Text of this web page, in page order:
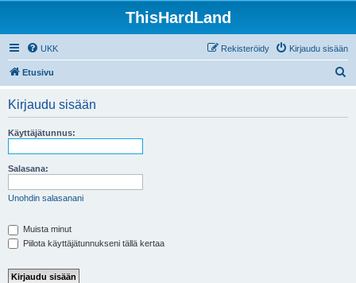
ThisHardLand
UKK Kirjaudu sisään
Rekisteröidy
Etusivu
Kirjaudu sisään
Käyttäjätunnus:
Salasana:
Unohdin salasanani
Muista minut
Piilota käyttäjätunnukseni tällä kertaa